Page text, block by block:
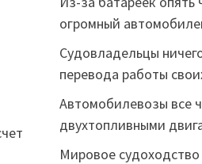
огромный
Судовладельцы
перевода работы
Автомобилевозы все
двухтопливными
Мировое